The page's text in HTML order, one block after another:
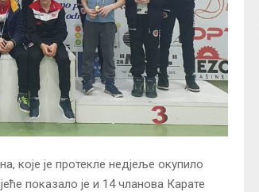
које је протекле недјеље окупило
показало је и 14 чланова Карате